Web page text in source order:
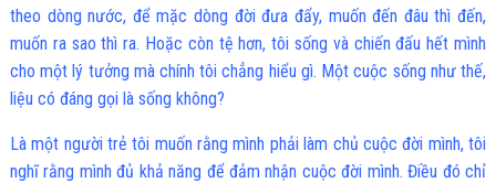
theo dòng nước, để mặc dòng đời đưa đẩy, muốn đến đâu thì đến,
muốn ra sao thì ra. Hoặc còn tệ hơn, tôi sống và chiến đấu hết mình
cho một lý tưởng mà chính tôi chẳng hiểu gì. Một cuộc sống như thế,
liệu có đáng gọi là sống không?
Là một người trẻ tôi muốn rằng mình phải làm chủ cuộc đời mình, tôi
nghĩ rằng mình đủ khả năng để đảm nhận cuộc đời mình. Điều đó chỉ